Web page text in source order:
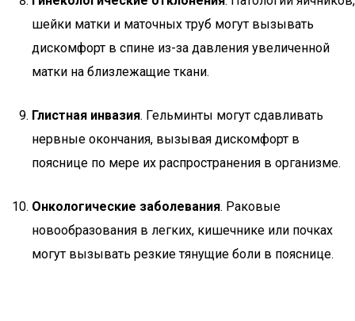
шейки матки и маточных труб могут вызывать
дискомфорт в спине из-за давления увеличенной
матки на близлежащие ткани.
Глистная инвазия. Гельминты могут сдавливать
нервные окончания, вызывая дискомфорт в
пояснице по мере их распространения в организме.
Онкологические заболевания. Раковые
новообразования в легких, кишечнике или почках
могут вызывать резкие тянущие боли в пояснице.